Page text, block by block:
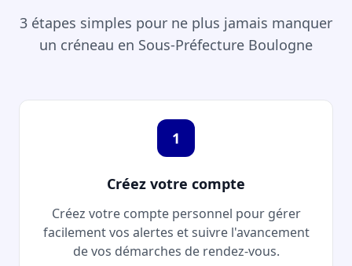
3 étapes simples pour ne plus jamais manquer
un créneau en Sous-Préfecture Boulogne
1
Créez votre compte
Créez votre compte personnel pour gérer
facilement vos alertes et suivre l'avancement
de vos démarches de rendez-vous.